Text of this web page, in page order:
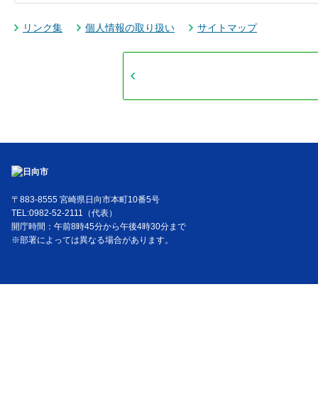
リンク集 個人情報の取り扱い サイトマップ
〒883-8555 宮崎県日向市本町10番5号
TEL:0982-52-2111（代表）
開庁時間：午前8時45分から午後4時30分まで
※部署によっては異なる場合があります。